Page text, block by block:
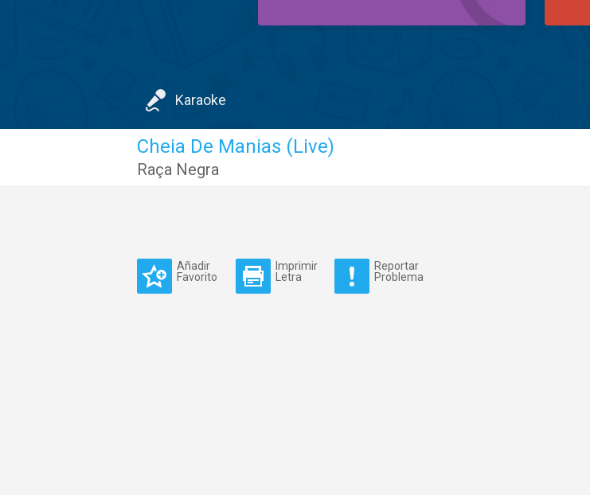
Karaoke
Cheia De Manias (Live)
Raça Negra
Añadir
Favorito
Imprimir
Letra
Reportar
Problema